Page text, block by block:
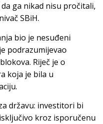
ga nikad nisu pročitali,
SBiH.
bio je nesuđeni
podrazumijevao
Riječ je o
koja je bila u
državu: investitori bi
kroz isporučenu